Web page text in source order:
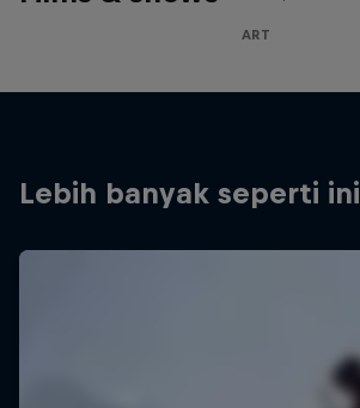
ART
Lebih banyak seperti ini